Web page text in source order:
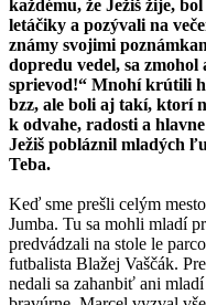
každému, že Ježiš žije,
letáčiky a pozývali na
známy svojimi
dopredu vedel, sa
sprievod!“ Mnohí krútili
bzz, ale boli aj takí, ktorí
k odvahe, radosti a
Ježiš pobláznil mladých
Teba.
Keď sme prešli celým
Jumba. Tu sa mohli mladí
predvádzali na stole le
futbalista Blažej Vaščák.
nedali sa zahanbiť ani